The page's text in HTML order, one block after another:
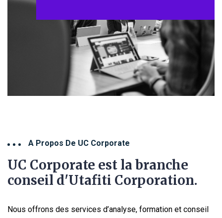
A Propos De UC Corporate
UC Corporate est la branche
conseil d'Utafiti Corporation.
Nous offrons des services d’analyse, formation et conseil